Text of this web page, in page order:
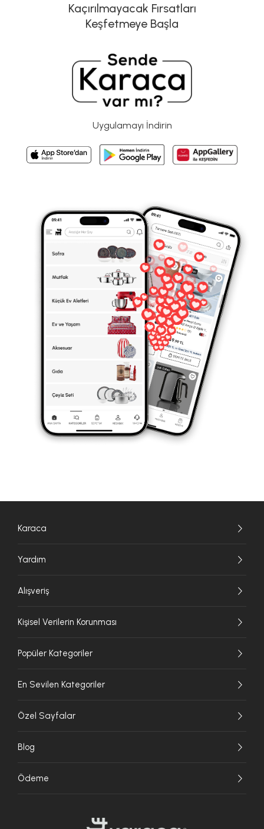
Kaçırılmayacak Fırsatları
Keşfetmeye Başla
Uygulamayı İndirin
Karaca
Yardım
Alışveriş
Kişisel Verilerin Korunması
Popüler Kategoriler
En Sevilen Kategoriler
Özel Sayfalar
Blog
Ödeme